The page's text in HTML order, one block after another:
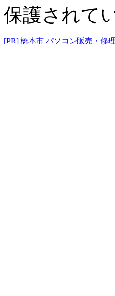
保護されて
[PR] 橋本市 パソコン販売・修理